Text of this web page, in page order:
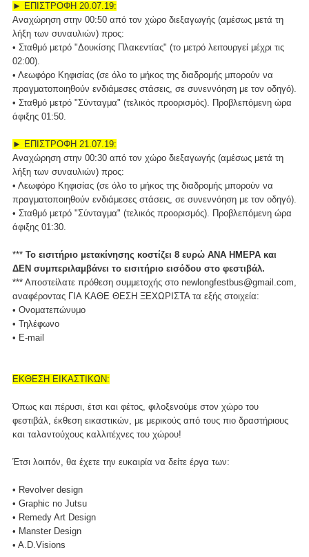
► ΕΠΙΣΤΡΟΦΗ 20.07.19:
Αναχώρηση στην 00:50 από τον χώρο διεξαγωγής (αμέσως μετά τη
λήξη των συναυλιών) προς:
• Σταθμό μετρό "Δουκίσης Πλακεντίας" (το μετρό λειτουργεί μέχρι τις
02:00).
• Λεωφόρο Κηφισίας (σε όλο το μήκος της διαδρομής μπορούν να
πραγματοποιηθούν ενδιάμεσες στάσεις, σε συνεννόηση με τον οδηγό).
• Σταθμό μετρό "Σύνταγμα" (τελικός προορισμός). Προβλεπόμενη ώρα
άφιξης 01:50.
► ΕΠΙΣΤΡΟΦΗ 21.07.19:
Αναχώρηση στην 00:30 από τον χώρο διεξαγωγής (αμέσως μετά τη
λήξη των συναυλιών) προς:
• Λεωφόρο Κηφισίας (σε όλο το μήκος της διαδρομής μπορούν να
πραγματοποιηθούν ενδιάμεσες στάσεις, σε συνεννόηση με τον οδηγό).
• Σταθμό μετρό "Σύνταγμα" (τελικός προορισμός). Προβλεπόμενη ώρα
άφιξης 01:30.
*** Το εισιτήριο μετακίνησης κοστίζει 8 ευρώ ΑΝΑ ΗΜΕΡΑ και
ΔΕΝ συμπεριλαμβάνει το εισιτήριο εισόδου στο φεστιβάλ.
*** Αποστείλατε πρόθεση συμμετοχής στο newlongfestbus@gmail.com,
αναφέροντας ΓΙΑ ΚΑΘΕ ΘΕΣΗ ΞΕΧΩΡΙΣΤΑ τα εξής στοιχεία:
• Ονοματεπώνυμο
• Τηλέφωνο
• E-mail
ΕΚΘΕΣΗ ΕΙΚΑΣΤΙΚΩΝ:
Όπως και πέρυσι, έτσι και φέτος, φιλοξενούμε στον χώρο του
φεστιβάλ, έκθεση εικαστικών, με μερικούς από τους πιο δραστήριους
και ταλαντούχους καλλιτέχνες του χώρου!
Έτσι λοιπόν, θα έχετε την ευκαιρία να δείτε έργα των:
• Revolver design
• Graphic no Jutsu
• Remedy Art Design
• Manster Design
• A.D.Visions